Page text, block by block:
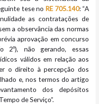
tese no RE 705.140: “A
as contratações de
a observância das normas
aprovação em concurso
2º), não gerando, essas
válidos em relação aos
o direito à percepção dos
e, nos termos do artigo
dos depósitos
de Serviço”.